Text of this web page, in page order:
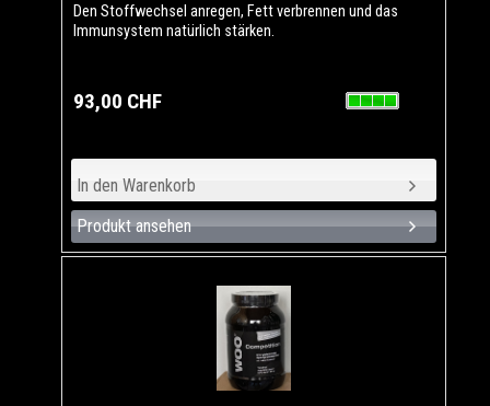
Den Stoffwechsel anregen, Fett verbrennen und das
Immunsystem natürlich stärken.
93,00 CHF
Produkt ansehen